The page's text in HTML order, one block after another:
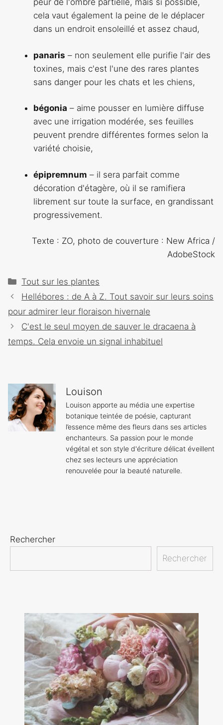
peur de l'ombre partielle, mais si possible,
cela vaut également la peine de le déplacer
dans un endroit ensoleillé et assez chaud,
panaris – non seulement elle purifie l'air des
toxines, mais c'est l'une des rares plantes
sans danger pour les chats et les chiens,
bégonia – aime pousser en lumière diffuse
avec une irrigation modérée, ses feuilles
peuvent prendre différentes formes selon la
variété choisie,
épipremnum – il sera parfait comme
décoration d'étagère, où il se ramifiera
librement sur toute la surface, en grandissant
progressivement.
Texte : ZO, photo de couverture : New Africa /
AdobeStock
Catégories
Tout sur les plantes
Navigation
articles
Hellébores : de A à Z. Tout savoir sur leurs soins
pour admirer leur floraison hivernale
C'est le seul moyen de sauver le dracaena à
temps. Cela envoie un signal inhabituel
Louison
Louison apporte au média une expertise
botanique teintée de poésie, capturant
l’essence même des fleurs dans ses articles
enchanteurs. Sa passion pour le monde
végétal et son style d'écriture délicat éveillent
chez ses lecteurs une appréciation
renouvelée pour la beauté naturelle.
Rechercher
Rechercher